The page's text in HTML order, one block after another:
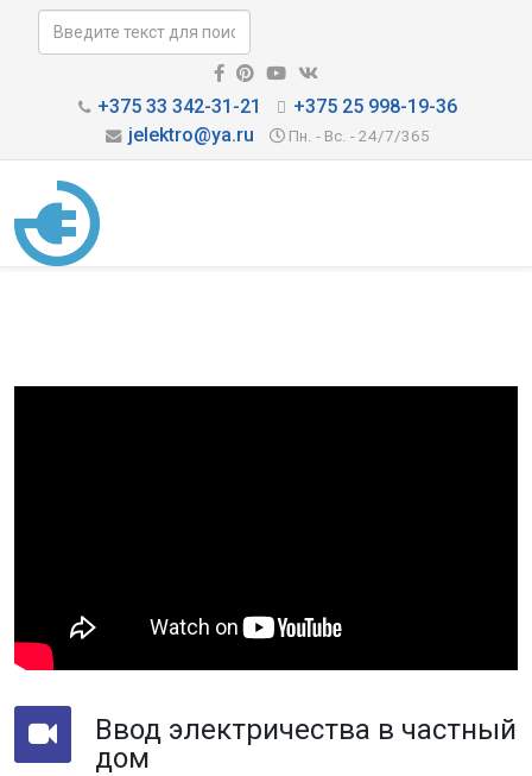
+375 33 342-31-21
+375 25 998-19-36
jelektro@ya.ru
Пн. - Вс. - 24/7/365
Ввод электричества в частный
дом